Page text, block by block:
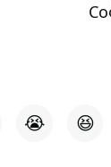
😭 😆